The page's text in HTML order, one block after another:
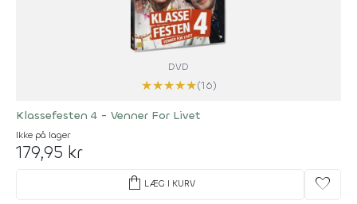
DVD
★★★★★(16)
Klassefesten 4 - Venner For Livet
Ikke på lager
179,95 kr
shopping_bag LÆG I KURV favorite